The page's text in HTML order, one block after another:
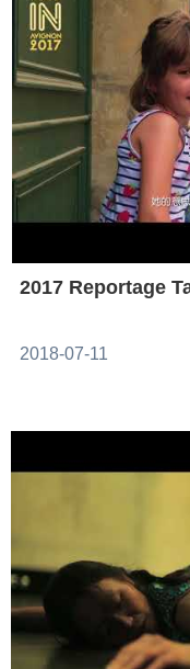
2017 Reportage
2018-07-11